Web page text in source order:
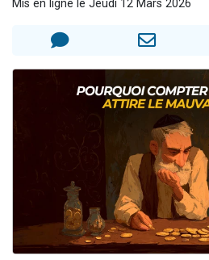
12 nouvelles
Mis en ligne le Jeudi 12 Mars 2026